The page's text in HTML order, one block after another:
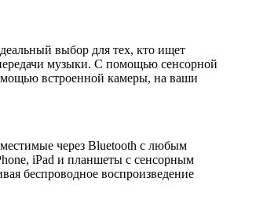
выбор для тех, кто ищет
музыки. С помощью сенсорной
встроенной камеры, на ваши
через Bluetooth с любым
iPad и планшеты с сенсорным
беспроводное воспроизведение